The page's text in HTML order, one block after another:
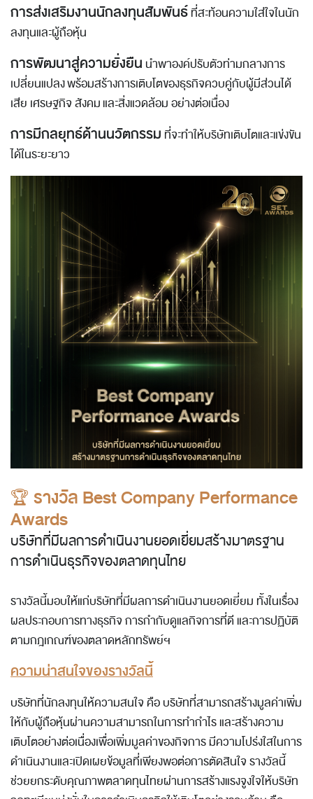
การส่งเสริมงานนักลงทุนสัมพันธ์ที่สะท้อนความใส่ใจในนัก
ลงทุนและผู้ถือหุ้น
การพัฒนาสู่ความยั่งยืน นำพาองค์ปรับตัวท่ามกลางการ
เปลี่ยนแปลง พร้อมสร้างการเติบโตของธุรกิจควบคู่กับผู้มีส่วนได้
เสีย เศรษฐกิจ สังคม และสิ่งแวดล้อม อย่างต่อเนื่อง
การมีกลยุทธ์ด้านนวัตกรรม ที่จะทำให้บริษัทเติบโตและแข่งขัน
ได้ในระยะยาว
🏆 รางวัล Best Company Performance
Awards
บริษัทที่มีผลการดำเนินงานยอดเยี่ยมสร้างมาตรฐาน
การดำเนินธุรกิจของตลาดทุนไทย
รางวัลนี้มอบให้แก่บริษัทที่มีผลการดำเนินงานยอดเยี่ยม ทั้งในเรื่อง
ผลประกอบการทางธุรกิจ การกำกับดูแลกิจการที่ดี และการปฏิบัติ
ตามกฎเกณฑ์ของตลาดหลักทรัพย์ฯ
ความน่าสนใจของรางวัลนี้
บริษัทที่นักลงทุนให้ความสนใจ คือ บริษัทที่สามารถสร้างมูลค่าเพิ่ม
ให้กับผู้ถือหุ้นผ่านความสามารถในการทำกำไร และสร้างความ
เติบโตอย่างต่อเนื่องเพื่อเพิ่มมูลค่าของกิจการ มีความโปร่งใสในการ
ดำเนินงานและเปิดเผยข้อมูลที่เพียงพอต่อการตัดสินใจ รางวัลนี้
ช่วยยกระดับคุณภาพตลาดทุนไทยผ่านการสร้างแรงจูงใจให้บริษัท